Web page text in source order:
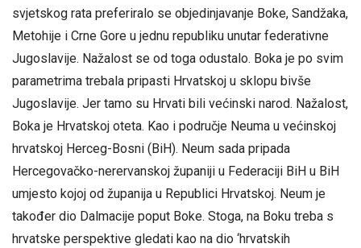
svjetskog rata preferiralo se objedinjavanje Boke, Sandžaka,
Metohije i Crne Gore u jednu republiku unutar federativne
Jugoslavije. Nažalost se od toga odustalo. Boka je po svim
parametrima trebala pripasti Hrvatskoj u sklopu bivše
Jugoslavije. Jer tamo su Hrvati bili većinski narod. Nažalost,
Boka je Hrvatskoj oteta. Kao i područje Neuma u većinskoj
hrvatskoj Herceg-Bosni (BiH). Neum sada pripada
Hercegovačko-nerervanskoj županiji u Federaciji BiH u BiH
umjesto kojoj od županija u Republici Hrvatskoj. Neum je
također dio Dalmacije poput Boke. Stoga, na Boku treba s
hrvatske perspektive gledati kao na dio ‘hrvatskih